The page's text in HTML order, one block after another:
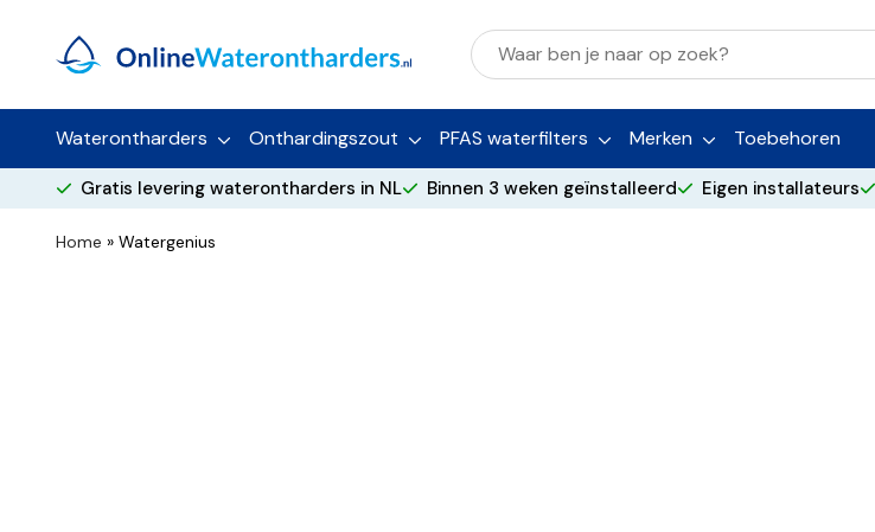
Waterontharders Onthardingszout PFAS waterfilters Merken Toebehoren
Gratis levering waterontharders in NL Binnen 3 weken geïnstalleerd Eigen installateurs
Home » Watergenius